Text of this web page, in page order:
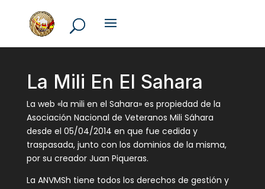
La Mili En El Sahara
La web «la mili en el Sahara» es propiedad de la
Asociación Nacional de Veteranos Mili Sáhara
desde el 05/04/2014 en que fue cedida y
traspasada, junto con los dominios de la misma,
por su creador Juan Piqueras.
La ANVMSh tiene todos los derechos de gestión y